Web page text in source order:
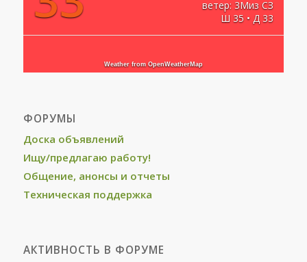
ветер: 3Миз СЗ
Ш 35 • Д 33
Weather from OpenWeatherMap
ФОРУМЫ
Доска объявлений
Ищу/предлагаю работу!
Общение, анонсы и отчеты
Техническая поддержка
АКТИВНОСТЬ В ФОРУМЕ